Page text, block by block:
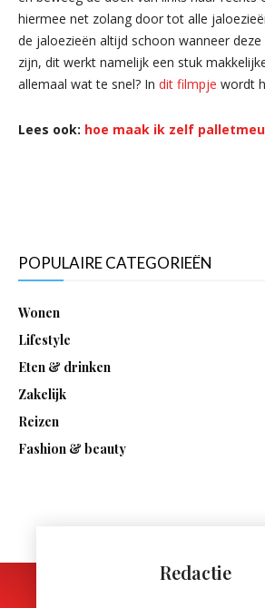
hiermee net zolang door tot alle
de jaloezieën altijd schoon wanneer
zijn, dit werkt namelijk een stuk
allemaal wat te snel? In dit filmpje wordt
Lees ook: hoe maak ik zelf
POPULAIRE CATEGORIEËN
Wonen
Lifestyle
Eten & drinken
Zakelijk
Reizen
Fashion & beauty
Redactie